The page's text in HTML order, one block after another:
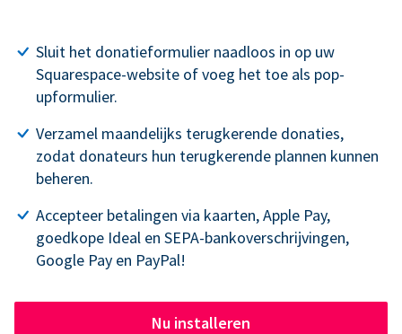
Sluit het donatieformulier naadloos in op uw
Squarespace-website of voeg het toe als pop-
upformulier.
Verzamel maandelijks terugkerende donaties,
zodat donateurs hun terugkerende plannen kunnen
beheren.
Accepteer betalingen via kaarten, Apple Pay,
goedkope Ideal en SEPA-bankoverschrijvingen,
Google Pay en PayPal!
Nu installeren